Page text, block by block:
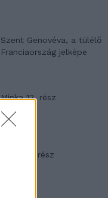
Szent Genovéva, a túlélő
Franciaország jelképe
Minka 12. rész
Minka 11. rész